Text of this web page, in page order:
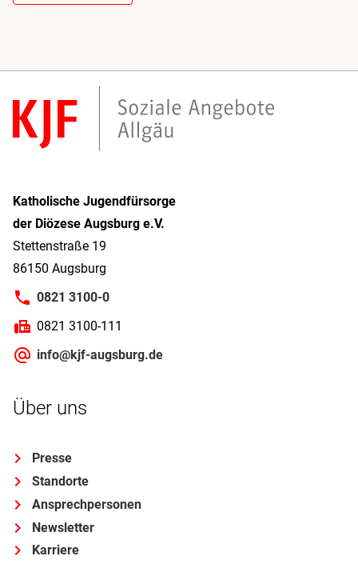
Katholische Jugendfürsorge
der Diözese Augsburg e.V.
Stettenstraße 19
86150 Augsburg
0821 3100-0
0821 3100-111
info@kjf-augsburg.de
Über uns
Presse
Standorte
Ansprechpersonen
Newsletter
Karriere